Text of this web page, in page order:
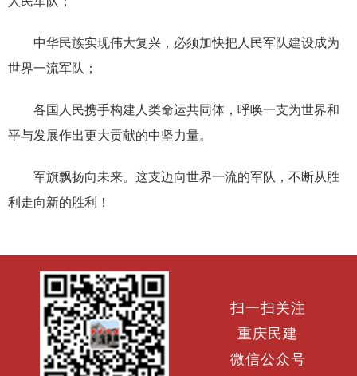
中华民族实现伟大复兴，必须加快把人民军队建设成为
世界一流军队；
各国人民携手构建人类命运共同体，呼唤一支为世界和
平与发展作出更大贡献的中坚力量。
军旗飘扬向未来。这支迈向世界一流的军队，不断从胜
利走向新的胜利！
扫一扫关注
重庆民建
微信公众号